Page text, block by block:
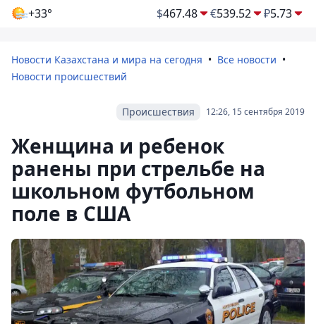
+33° $467.48 €539.52 ₽5.73
Новости Казахстана и мира на сегодня
Все новости
Новости происшествий
12:26, 15 сентября 2019
Происшествия
Женщина и ребенок
ранены при стрельбе на
школьном футбольном
поле в США